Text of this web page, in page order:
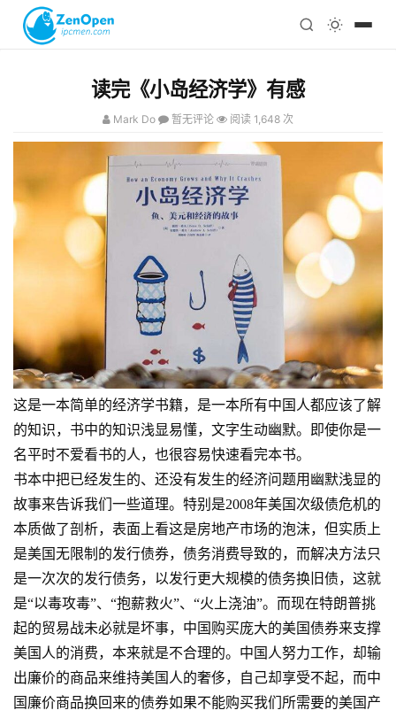
科技
注册
读完《小岛经济学》有感
Mark Do 暂无评论 阅读 1,648 次
这是一本简单的经济学书籍，是一本所有中国人都应该了解
的知识，书中的知识浅显易懂，文字生动幽默。即使你是一
名平时不爱看书的人，也很容易快速看完本书。
书本中把已经发生的、还没有发生的经济问题用幽默浅显的
故事来告诉我们一些道理。特别是2008年美国次级债危机的
本质做了剖析，表面上看这是房地产市场的泡沫，但实质上
是美国无限制的发行债券，债务消费导致的，而解决方法只
是一次次的发行债务，以发行更大规模的债务换旧债，这就
是“以毒攻毒”、“抱薪救火”、“火上浇油”。而现在特朗普挑
起的贸易战未必就是坏事，中国购买庞大的美国债券来支撑
美国人的消费，本来就是不合理的。中国人努力工作，却输
出廉价的商品来维持美国人的奢侈，自己却享受不起，而中
国廉价商品换回来的债券如果不能购买我们所需要的美国产